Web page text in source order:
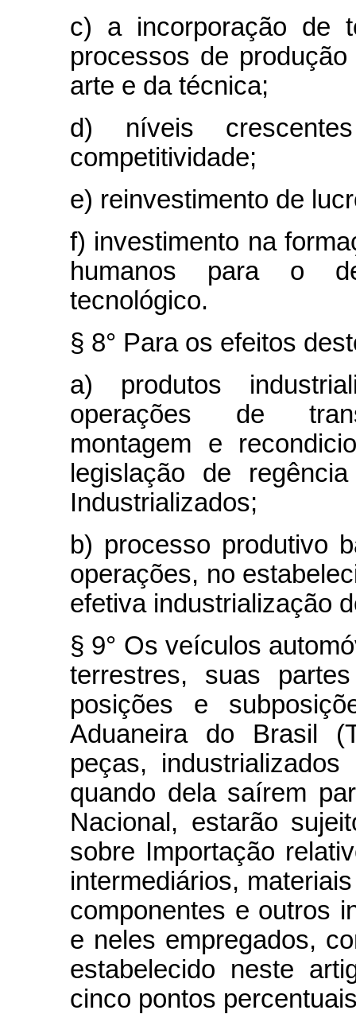
c) a incorporação de
processos de
arte e da técnica;
d) níveis
competitividade;
e) reinvestimento de
f) investimento na
humanos para o
tecnológico.
§ 8° Para os efeitos
a) produtos
operações de
montagem e
legislação de
Industrializados;
b) processo produtivo
operações, no
efetiva industrialização
§ 9° Os veículos
terrestres, suas
posições e
Aduaneira do Brasil
peças,
quando dela saírem
Nacional, estarão
sobre Importação
intermediários,
componentes e outros
e neles empregados,
estabelecido neste
cinco pontos